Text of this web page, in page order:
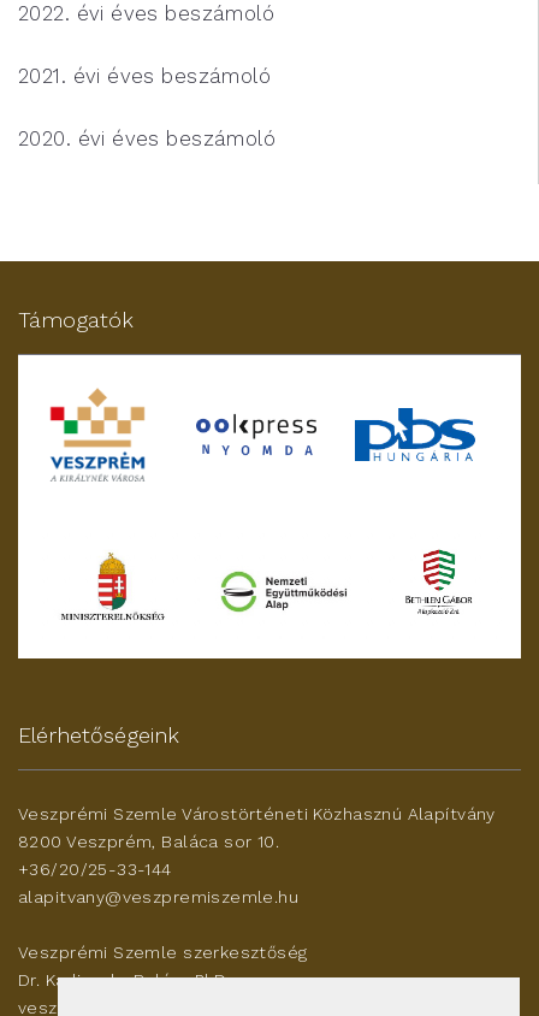
2022. évi éves beszámoló
2021. évi éves beszámoló
2020. évi éves beszámoló
Támogatók
Elérhetőségeink
Veszprémi Szemle Várostörténeti Közhasznú Alapítvány
8200 Veszprém, Baláca sor 10.
+36/20/25-33-144
alapitvany@veszpremiszemle.hu
Veszprémi Szemle szerkesztőség
Dr. Karlinszky Balázs PhD
veszleszerk@gmail.com